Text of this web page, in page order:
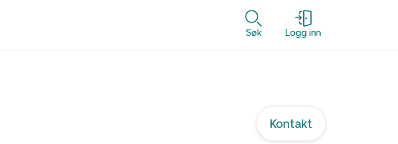
Søk Logg inn
Kontakt